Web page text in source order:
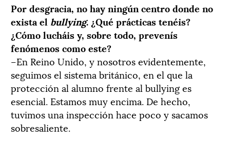
Por desgracia, no hay ningún centro donde no
exista el bullying. ¿Qué prácticas tenéis?
¿Cómo lucháis y, sobre todo, prevenís
fenómenos como este?
–En Reino Unido, y nosotros evidentemente,
seguimos el sistema británico, en el que la
protección al alumno frente al bullying es
esencial. Estamos muy encima. De hecho,
tuvimos una inspección hace poco y sacamos
sobresaliente.